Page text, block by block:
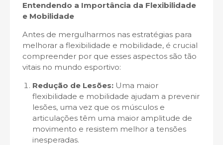
Entendendo a Importância da Flexibilidade
e Mobilidade
Antes de mergulharmos nas estratégias para
melhorar a flexibilidade e mobilidade, é crucial
compreender por que esses aspectos são tão
vitais no mundo esportivo:
Redução de Lesões: Uma maior
flexibilidade e mobilidade ajudam a prevenir
lesões, uma vez que os músculos e
articulações têm uma maior amplitude de
movimento e resistem melhor a tensões
inesperadas.